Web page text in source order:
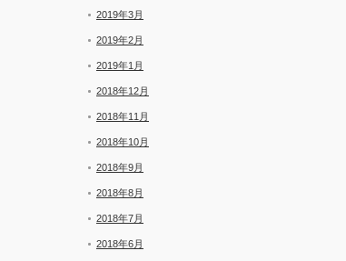
2019年3月
2019年2月
2019年1月
2018年12月
2018年11月
2018年10月
2018年9月
2018年8月
2018年7月
2018年6月